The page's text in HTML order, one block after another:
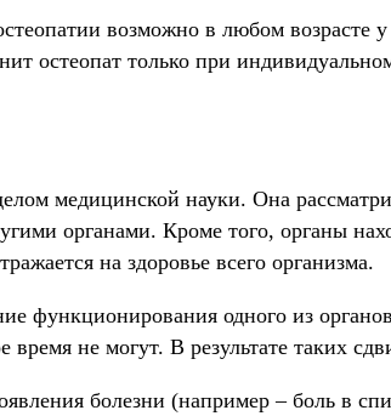
возможно в любом возрасте
остеопат только при
медицинской науки. Она
органами. Кроме того, органы
на здоровье всего организма.
функционирования одного из
время не могут. В результате таких
болезни (например – боль в